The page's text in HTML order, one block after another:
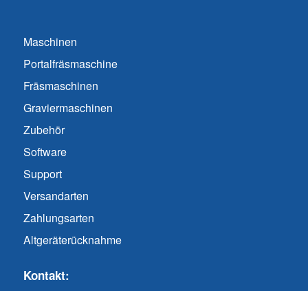
Maschinen
Portalfräsmaschine
Fräsmaschinen
Graviermaschinen
Zubehör
Software
Support
Versandarten
Zahlungsarten
Altgeräterücknahme
Kontakt: